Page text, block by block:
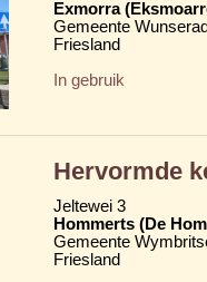
Exmorra
Gemeente
Friesland
In gebruik
Hervormde
Jeltewei 3
Hommerts (De
Gemeente
Friesland